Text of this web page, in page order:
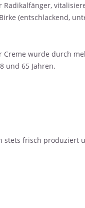
(entschlackend,
Creme wurde durch
und 65 Jahren.
stets frisch